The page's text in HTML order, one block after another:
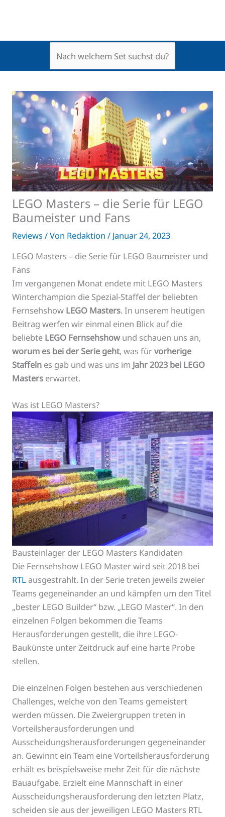
LEGO Masters – die Serie für LEGO
Baumeister und Fans
Reviews / Von Redaktion / Januar 24, 2023
LEGO Masters – die Serie für LEGO Baumeister und
Fans
Im vergangenen Monat endete mit LEGO Masters
Winterchampion die Spezial-Staffel der beliebten
Fernsehshow LEGO Masters. In unserem heutigen
Beitrag werfen wir einmal einen Blick auf die
beliebte LEGO Fernsehshowund schauen uns an,
worum es bei der Serie geht, was fürvorherige
Staffelnes gab und was uns im Jahr 2023 bei LEGO
Masterserwartet.
Was ist LEGO Masters?
Bausteinlager der LEGO Masters Kandidaten
Die Fernsehshow LEGO Master wird seit 2018 bei
RTLausgestrahlt. In der Serie treten jeweils zweier
Teams gegeneinander an und kämpfen um den Titel
„bester LEGO Builder“ bzw. „LEGO Master“. In den
einzelnen Folgen bekommen die Teams
Herausforderungen gestellt, die ihre LEGO-
Baukünste unter Zeitdruck auf eine harte Probe
stellen.
Die einzelnen Folgen bestehen aus verschiedenen
Challenges, welche von den Teams gemeistert
werden müssen. Die Zweiergruppen treten in
Vorteilsherausforderungen und
Ausscheidungsherausforderungen gegeneinander
an. Gewinnt ein Team eine Vorteilsherausforderung
erhält es beispielsweise mehr Zeit für die nächste
Bauaufgabe. Erzielt eine Mannschaft in einer
Ausscheidungsherausforderung den letzten Platz,
scheiden sie aus der jeweiligen LEGO Masters RTL